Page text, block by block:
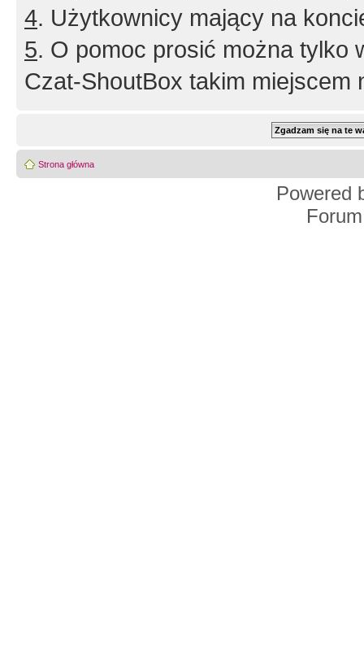
4. Użytkownicy mający na
5. O pomoc prosić można tylko
Czat-ShoutBox takim miejscem
Strona główna
Powered